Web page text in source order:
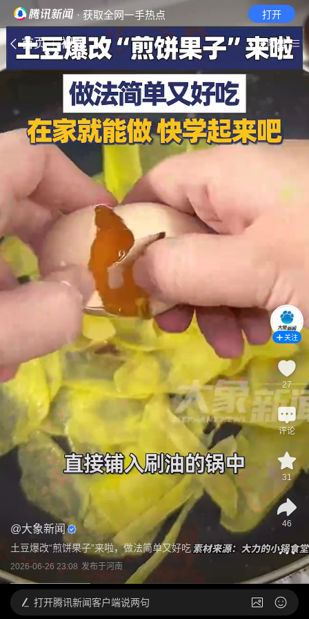
· 获取全网一手热点 打开
首页 视频 无障碍
@大象新闻
土豆爆改“煎饼果子”来啦，做法简单又好吃
2026-06-26 23:08 发布于河南
关注
27
评论
31
46
打开腾讯新闻客户端说两句